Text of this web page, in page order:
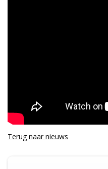
Terug naarnieuws